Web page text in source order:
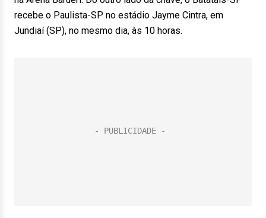
recebe o Paulista-SP no estádio Jayme Cintra, em
Jundiaí (SP), no mesmo dia, às 10 horas.